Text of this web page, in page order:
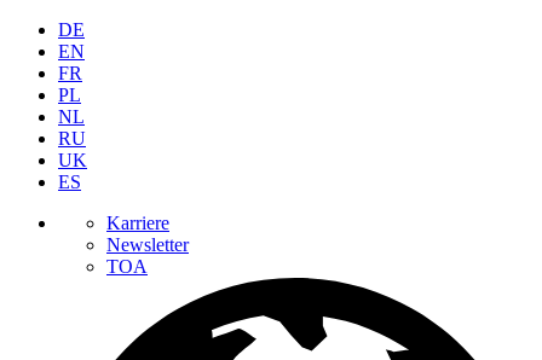
DE
EN
FR
PL
NL
RU
UK
ES
Karriere
Newsletter
TOA